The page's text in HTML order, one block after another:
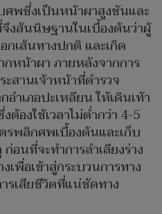
พซึ่งเป็นหน้าผาสูงชันและ
งสันนิษฐานในเบื้องต้นว่าผู้
เส้นทางปกติ และเกิด
หน้าผา ภายหลังจากการ
สานเจ้าหน้าที่ตำรวจ
ำเภอปะเหลียน ให้เดินเท้า
ต้องใช้เวลาไม่ต่ำกว่า 4-5
รพลิกศพเบื้องต้นและเก็บ
นที่จะทำการลำเลียงร่าง
เพื่อเข้าสู่กระบวนการทาง
รเสียชีวิตที่แน่ชัดทาง